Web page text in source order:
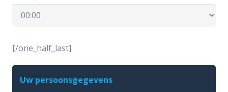
[/one_half_last]
Uw persoonsgegevens